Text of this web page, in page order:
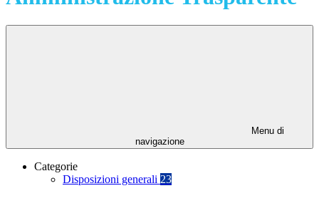
Menu di
navigazione
Categorie
Disposizioni generali 23